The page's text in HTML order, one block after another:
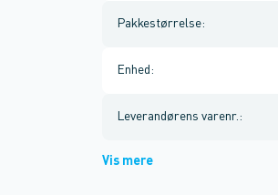
Pakkestørrelse:
Enhed :
Leverandørens varenr. :
Vis mere